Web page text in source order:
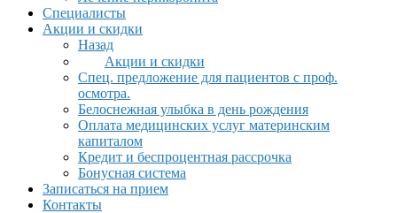
Специалисты
Акции и скидки
Назад
Акции и скидки
Спец. предложение для пациентов с проф.
осмотра.
Белоснежная улыбка в день рождения
Оплата медицинских услуг материнским
капиталом
Кредит и беспроцентная рассрочка
Бонусная система
Записаться на прием
Контакты